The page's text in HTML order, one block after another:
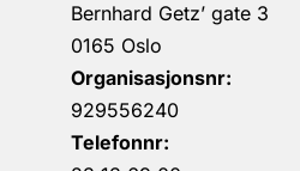
Bernhard Getz’ gate 3
0165 Oslo
Organisasjonsnr:
929556240
Telefonnr: